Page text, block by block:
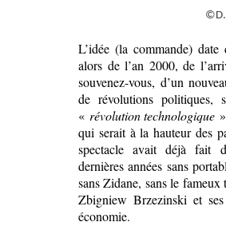
L’idée (la commande)
alors de l’an 2000, de
souvenez-vous, d’un
de révolutions politiques,
« révolution technologique
qui serait à la hauteur des
spectacle avait déjà fait
dernières années sans
sans Zidane, sans le
Zbigniew Brzezinski et
économie.